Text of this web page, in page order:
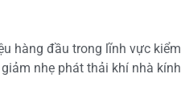
hàng đầu trong lĩnh vực kiểm
nhẹ phát thải khí nhà kính